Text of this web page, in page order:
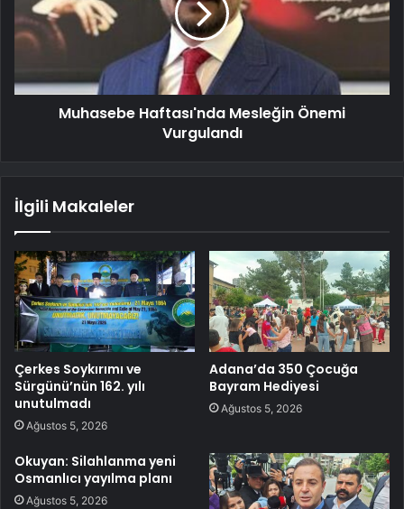
Muhasebe Haftası'nda Mesleğin Önemi
Vurgulandı
İlgili Makaleler
Çerkes Soykırımı ve
Sürgünü’nün 162. yılı
unutulmadı
Ağustos 5, 2026
Adana’da 350 Çocuğa
Bayram Hediyesi
Ağustos 5, 2026
Okuyan: Silahlanma yeni
Osmanlıcı yayılma planı
Ağustos 5, 2026